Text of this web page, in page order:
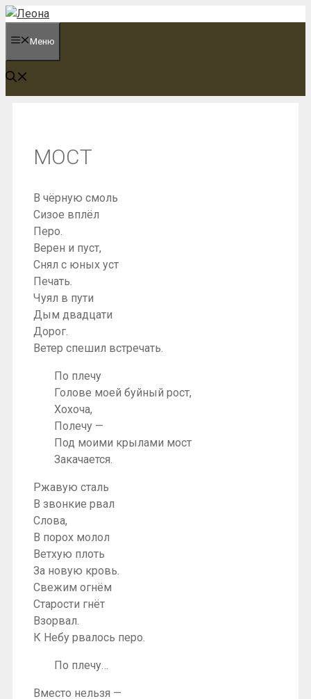
Перейти
содержимому
Меню
МОСТ
В чёрную смоль
Сизое вплёл
Перо.
Верен и пуст,
Снял с юных уст
Печать.
Чуял в пути
Дым двадцати
Дорог.
Ветер спешил встречать.
По плечу
Голове моей буйный рост,
Хохоча,
Полечу —
Под моими крылами мост
Закачается.
Ржавую сталь
В звонкие рвал
Слова,
В порох молол
Ветхую плоть
За новую кровь.
Свежим огнём
Старости гнёт
Взорвал.
К Небу рвалось перо.
По плечу…
Вместо нельзя —